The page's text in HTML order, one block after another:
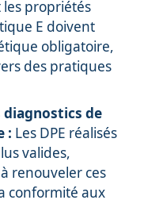
propriétés
E doivent
obligatoire,
des pratiques
diagnostics de
: Les DPE réalisés
valides,
renouveler ces
conformité aux